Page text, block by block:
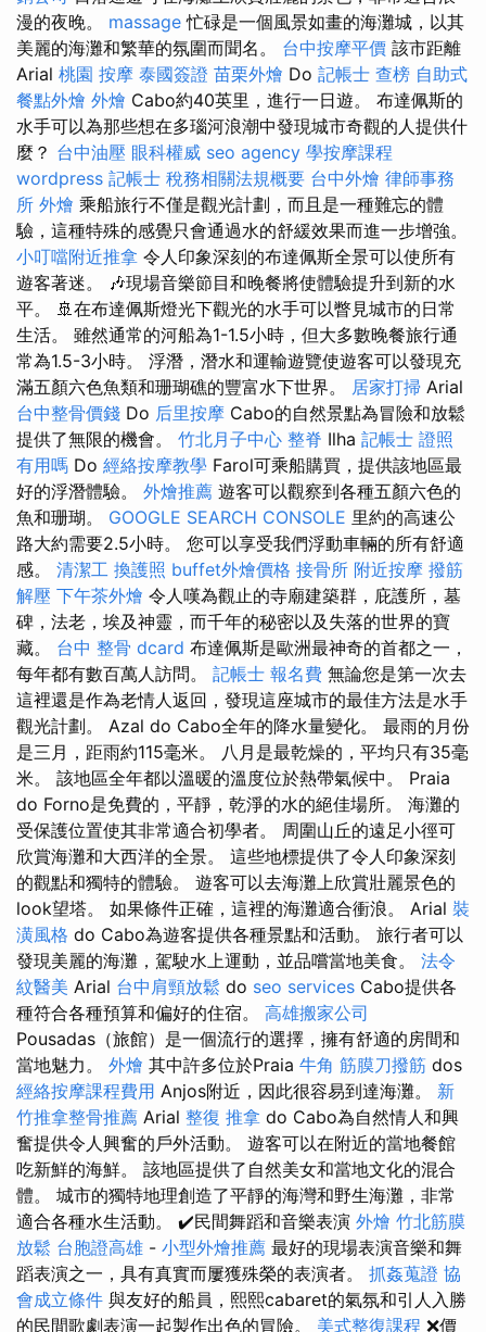
漫的夜晚。 massage 忙碌是一個風景如畫的海灘城，以其
美麗的海灘和繁華的氛圍而聞名。 台中按摩平價 該市距離
Arial 桃園 按摩 泰國簽證 苗栗外燴 Do 記帳士 查榜 自助式
餐點外燴 外燴 Cabo約40英里，進行一日遊。 布達佩斯的
水手可以為那些想在多瑙河浪潮中發現城市奇觀的人提供什
麼？ 台中油壓 眼科權威 seo agency 學按摩課程
wordpress 記帳士 稅務相關法規概要 台中外燴 律師事務
所 外燴 乘船旅行不僅是觀光計劃，而且是一種難忘的體
驗，這種特殊的感覺只會通過水的舒緩效果而進一步增強。
小叮噹附近推拿 令人印象深刻的布達佩斯全景可以使所有
遊客著迷。 🎶現場音樂節目和晚餐將使體驗提升到新的水
平。 🚢在布達佩斯燈光下觀光的水手可以瞥見城市的日常
生活。 雖然通常的河船為1-1.5小時，但大多數晚餐旅行通
常為1.5-3小時。 浮潛，潛水和運輸遊覽使遊客可以發現充
滿五顏六色魚類和珊瑚礁的豐富水下世界。 居家打掃 Arial
台中整骨價錢 Do 后里按摩 Cabo的自然景點為冒險和放鬆
提供了無限的機會。 竹北月子中心 整脊 Ilha 記帳士 證照
有用嗎 Do 經絡按摩教學 Farol可乘船購買，提供該地區最
好的浮潛體驗。 外燴推薦 遊客可以觀察到各種五顏六色的
魚和珊瑚。 GOOGLE SEARCH CONSOLE 里約的高速公
路大約需要2.5小時。 您可以享受我們浮動車輛的所有舒適
感。 清潔工 換護照 buffet外燴價格 接骨所 附近按摩 撥筋
解壓 下午茶外燴 令人嘆為觀止的寺廟建築群，庇護所，墓
碑，法老，埃及神靈，而千年的秘密以及失落的世界的寶
藏。 台中 整骨 dcard 布達佩斯是歐洲最神奇的首都之一，
每年都有數百萬人訪問。 記帳士 報名費 無論您是第一次去
這裡還是作為老情人返回，發現這座城市的最佳方法是水手
觀光計劃。 Azal do Cabo全年的降水量變化。 最雨的月份
是三月，距雨約115毫米。 八月是最乾燥的，平均只有35毫
米。 該地區全年都以溫暖的溫度位於熱帶氣候中。 Praia
do Forno是免費的，平靜，乾淨的水的絕佳場所。 海灘的
受保護位置使其非常適合初學者。 周圍山丘的遠足小徑可
欣賞海灘和大西洋的全景。 這些地標提供了令人印象深刻
的觀點和獨特的體驗。 遊客可以去海灘上欣賞壯麗景色的
look望塔。 如果條件正確，這裡的海灘適合衝浪。 Arial 裝
潢風格 do Cabo為遊客提供各種景點和活動。 旅行者可以
發現美麗的海灘，駕駛水上運動，並品嚐當地美食。 法令
紋醫美 Arial 台中肩頸放鬆 do seo services Cabo提供各
種符合各種預算和偏好的住宿。 高雄搬家公司
Pousadas（旅館）是一個流行的選擇，擁有舒適的房間和
當地魅力。 外燴 其中許多位於Praia 牛角 筋膜刀撥筋 dos
經絡按摩課程費用 Anjos附近，因此很容易到達海灘。 新
竹推拿整骨推薦 Arial 整復 推拿 do Cabo為自然情人和興
奮提供令人興奮的戶外活動。 遊客可以在附近的當地餐館
吃新鮮的海鮮。 該地區提供了自然美女和當地文化的混合
體。 城市的獨特地理創造了平靜的海灣和野生海灘，非常
適合各種水生活動。 ✔️民間舞蹈和音樂表演 外燴 竹北筋膜
放鬆 台胞證高雄 - 小型外燴推薦 最好的現場表演音樂和舞
蹈表演之一，具有真實而屢獲殊榮的表演者。 抓姦蒐證 協
會成立條件 與友好的船員，熙熙cabaret的氣氛和引人入勝
的民間歌劇表演一起製作出色的冒險。 美式整復課程 ❌價